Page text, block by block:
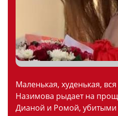
Маленькая, худенькая,
Назимова рыдает на
Дианой и Ромой, убитыми